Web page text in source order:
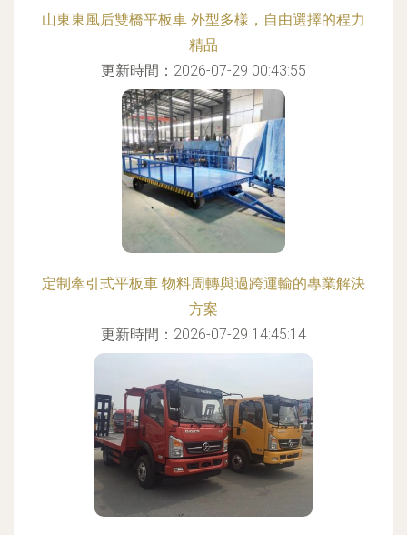
山東東風后雙橋平板車 外型多樣，自由選擇的程力
精品
更新時間：2026-07-29 00:43:55
定制牽引式平板車 物料周轉與過跨運輸的專業解決
方案
更新時間：2026-07-29 14:45:14